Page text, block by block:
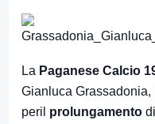
La Paganese Calcio
Gianluca Grassadonia,
peril prolungamento